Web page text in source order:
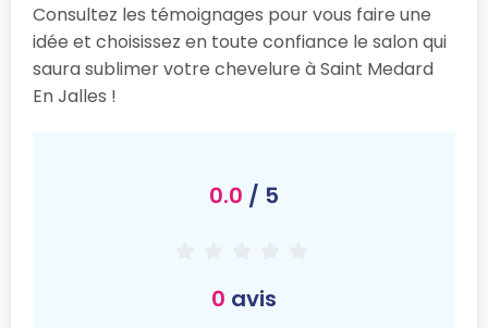
Consultez les témoignages pour vous faire une
idée et choisissez en toute confiance le salon qui
saura sublimer votre chevelure à Saint Medard
En Jalles !
0.0 / 5
0 avis